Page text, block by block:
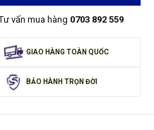
vấn mua hàng 0703 892 559
GIAO HÀNG TOÀN QUỐC
BẢO HÀNH TRỌN ĐỜI